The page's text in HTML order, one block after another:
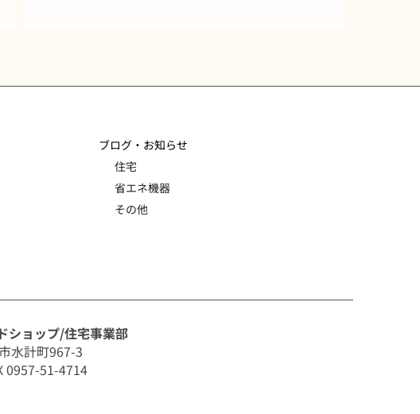
ブログ・お知らせ
住宅
省エネ機器
その他
ショップ/住宅事業部
水計町967-3
0957-51-4714